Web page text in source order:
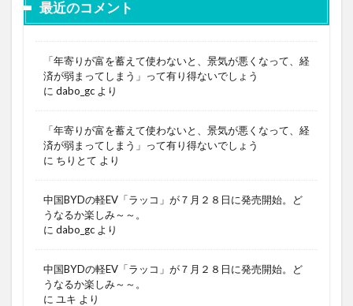
最近のコメント
「年寄りが富を蓄えて使わないと、景気が悪くなって、経
済が弱まってしまう」って有り得ないでしょう
に dabo_gc より
「年寄りが富を蓄えて使わないと、景気が悪くなって、経
済が弱まってしまう」って有り得ないでしょう
に ちりとて より
中国BYDの軽EV「ラッコ」が７月２８日に発売開始。ど
うなるか楽しみ～～。
に dabo_gc より
中国BYDの軽EV「ラッコ」が７月２８日に発売開始。ど
うなるか楽しみ～～。
に ユキ より